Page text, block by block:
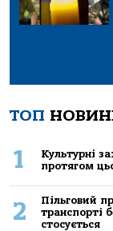
ТОП
1
Культурні
протягом
2
Пільговий
транспорті
стосується